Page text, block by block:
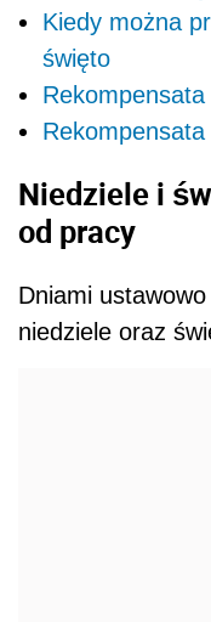
Kiedy można
święto
Niedziele i
od pracy
Dniami ustawowo
niedziele oraz